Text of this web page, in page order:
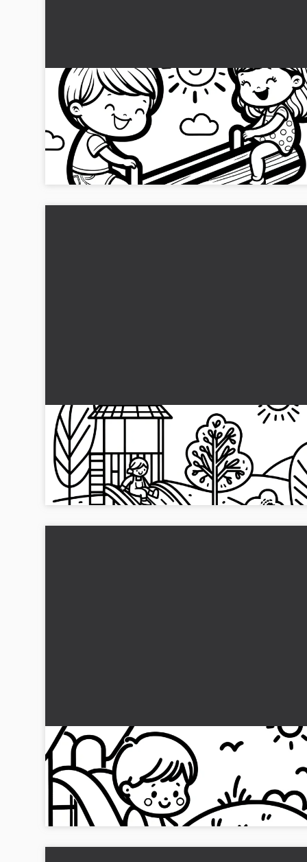
Grinende børn på gynge: Malebog til
(Gratis)
Opdag glade børn på gynge som en gratis malebogsside.
Download det højtopløselige sommerbillede og begynd at
farvelægge!...
Børn der glider på legepladsen: Malebog til
download (Gratis)
Glade børn glider ned ad legepladsen. Få billedet gratis til at
farvelægge!...
Lille barn på rutsjebane: Enkel
for børn (Gratis)
Vises et lille barn på en rutsjebane. Download den gratis
malebogsside!...